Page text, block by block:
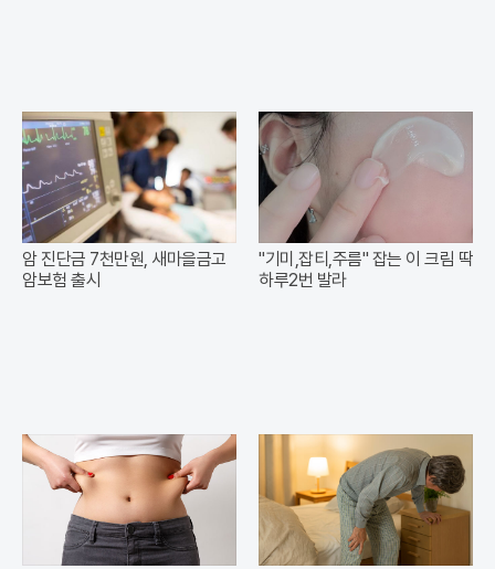
암 진단금 7천만원, 새마을금고
암보험 출시
"기미,잡티,주름" 잡는 이 크림 딱
하루2번 발라